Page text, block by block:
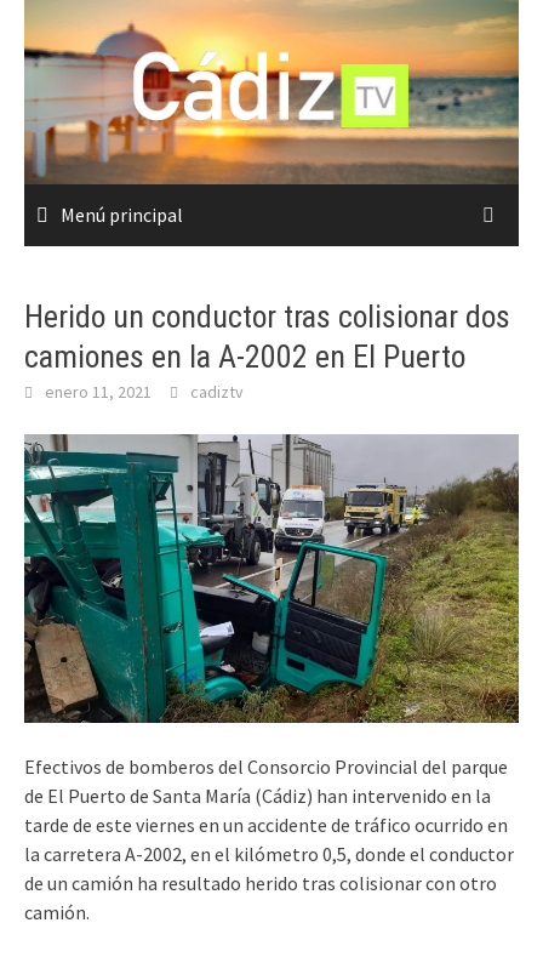
contenido
Menú principal
Herido un conductor tras colisionar dos
camiones en la A-2002 en El Puerto
enero 11, 2021 cadiztv
Efectivos de bomberos del Consorcio Provincial del parque
de El Puerto de Santa María (Cádiz) han intervenido en la
tarde de este viernes en un accidente de tráfico ocurrido en
la carretera A-2002, en el kilómetro 0,5, donde el conductor
de un camión ha resultado herido tras colisionar con otro
camión.